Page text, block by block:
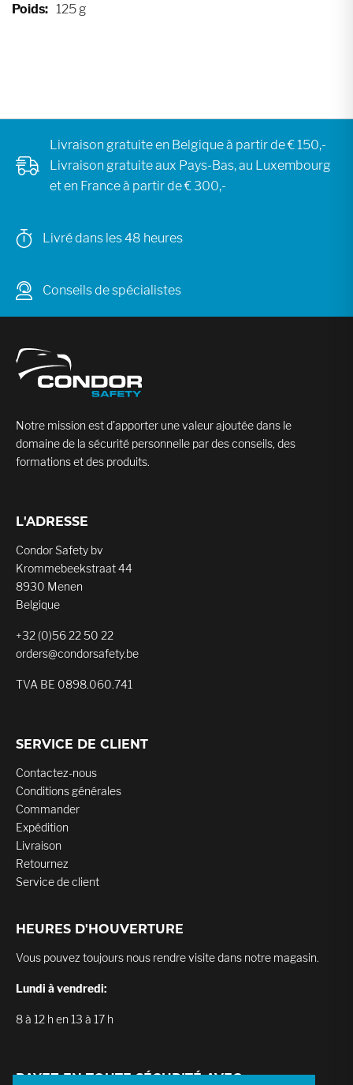
125 g
Livraison gratuite en Belgique à partir de € 150,-
Livraison gratuite aux Pays-Bas, au Luxembourg
et en France à partir de € 300,-
Livré dans les 48 heures
Conseils de spécialistes
Notre mission est d’apporter une valeur ajoutée dans le
domaine de la sécurité personnelle par des conseils, des
formations et des produits.
L'ADRESSE
Condor Safety bv
Krommebeekstraat 44
8930 Menen
Belgique
+32 (0)56 22 50 22
orders@condorsafety.be
TVA BE 0898.060.741
SERVICE DE CLIENT
Contactez-nous
Conditions générales
Commander
Expédition
Livraison
Retournez
Service de client
HEURES D'HOUVERTURE
Vous pouvez toujours nous rendre visite dans notre magasin.
Lundi à vendredi:
8 à 12 h en 13 à 17 h
PAYEZ EN TOUTE SÉCURITÉ AVEC